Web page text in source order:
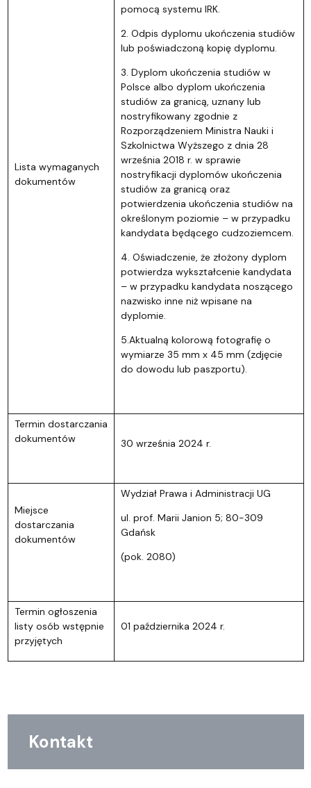
Lista wymaganych
dokumentów
pomocą systemu IRK.
2. Odpis dyplomu ukończenia studiów
lub poświadczoną kopię dyplomu.
3. Dyplom ukończenia studiów w
Polsce albo dyplom ukończenia
studiów za granicą, uznany lub
nostryfikowany zgodnie z
Rozporządzeniem Ministra Nauki i
Szkolnictwa Wyższego z dnia 28
września 2018 r. w sprawie
nostryfikacji dyplomów ukończenia
studiów za granicą oraz
potwierdzenia ukończenia studiów na
określonym poziomie – w przypadku
kandydata będącego cudzoziemcem.
4. Oświadczenie, że złożony dyplom
potwierdza wykształcenie kandydata
– w przypadku kandydata noszącego
nazwisko inne niż wpisane na
dyplomie.
5.Aktualną kolorową fotografię o
wymiarze 35 mm x 45 mm (zdjęcie
do dowodu lub paszportu).
Termin dostarczania
dokumentów
30 września 2024 r.
Miejsce
dostarczania
dokumentów
Wydział Prawa i Administracji UG
ul. prof. Marii Janion 5; 80-309
Gdańsk
(pok. 2080)
Termin ogłoszenia
listy osób wstępnie
przyjętych
01 października 2024 r.
Kontakt